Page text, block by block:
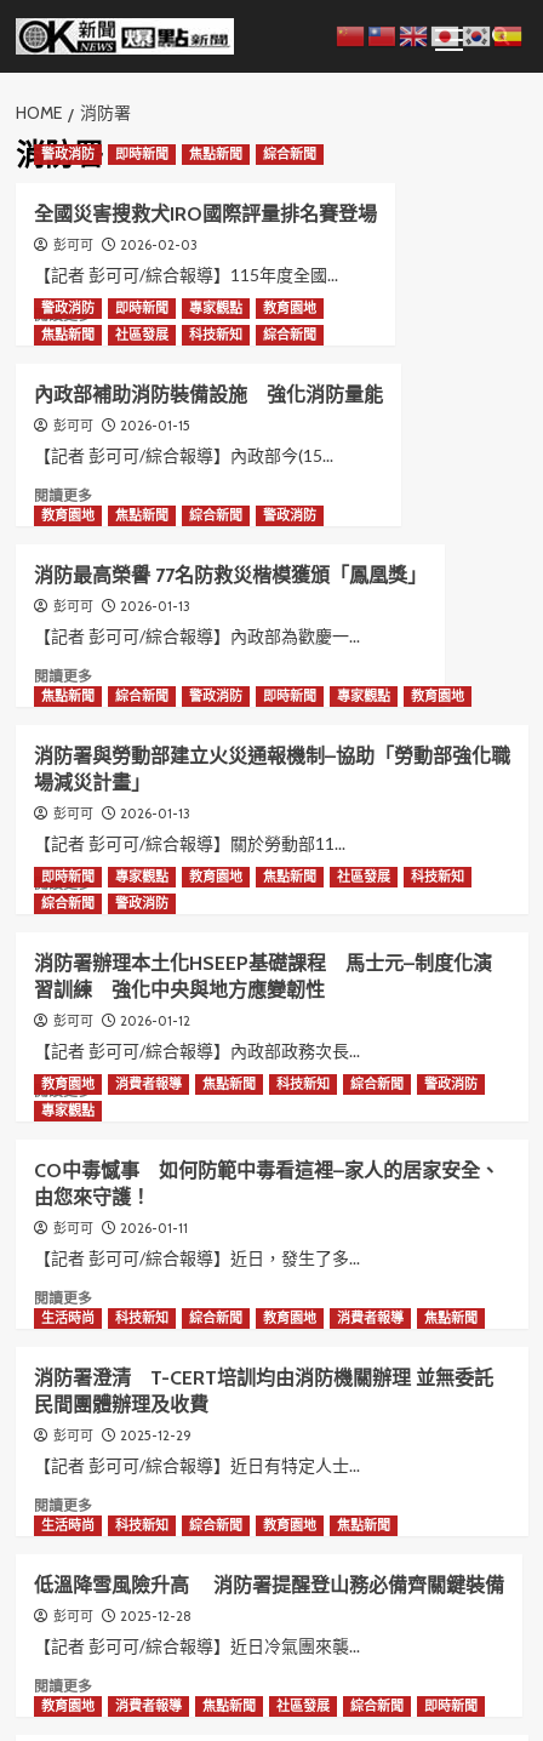
Skip
content
Menu
HOME 消防署
消防署
警政消防 即時新聞 焦點新聞 綜合新聞
全國災害搜救犬IRO國際評量排名賽登場
彭可可 2026-02-03
【記者 彭可可/綜合報導】115年度全國...
閱讀更多Read
more
全
國
災
害
救
犬
國
際
評
量
名
賽
場
警政消防 即時新聞 專家觀點
教育園地
焦點新聞
社區發展 科技新知 綜合新聞
內政部補助消防裝備設施 強化消防量能
彭可可 2026-01-15
【記者 彭可可/綜合報導】內政部今(15...
閱讀更多Read
more
內
政
部
補
消
防
備
設
施
強
化
防
量
教育園地 焦點新聞 綜合新聞 警政消防
消防最高榮譽 77名防救災楷模獲頒「鳳凰獎」
彭可可 2026-01-13
【記者 彭可可/綜合報導】內政部為歡慶一...
閱讀更多Read
more
消
防
最
高
榮
譽
77
名
救
災
楷
模
獲
頒
「鳳
凰
焦點新聞 綜合新聞 警政消防 即時新聞 專家觀點 教育園地
消防署與勞動部建立火災通報機制–協助「勞動部強化職
場減災計畫」
彭可可 2026-01-13
【記者 彭可可/綜合報導】關於勞動部11...
閱讀更多Read
more
消
防
署
與
勞
動
部
建
火
災
通
報
機
制
–
協
「勞
動
部
強
化
職
場
減
計
畫」
即時新聞 專家觀點 教育園地 焦點新聞 社區發展
科技新知
綜合新聞
警政消防
消防署辦理本土化HSEEP基礎課程 馬士元–制度化演
習訓練 強化中央與地方應變韌性
彭可可 2026-01-12
【記者 彭可可/綜合報導】內政部政務次長...
閱讀更多Read
more
消
防
署
辦
理
本
土
化
基
礎
課
程
馬
士
元
–
度
化
演
習
練
強
教育園地 消費者報導 焦點新聞 科技新知 綜合新聞
警政消防
專家觀點
CO中毒憾事 如何防範中毒看這裡–家人的居家安全、
由您來守護！
彭可可 2026-01-11
【記者 彭可可/綜合報導】近日，發生了多...
閱讀更多Read
more
CO
中
毒
憾
事
如
何
防
中
毒
看
這
–
家
生活時尚 科技新知 綜合新聞 教育園地 消費者報導 焦點新聞
消防署澄清 T-CERT培訓均由消防機關辦理 並無委託
民間團體辦理及收費
彭可可 2025-12-29
【記者 彭可可/綜合報導】近日有特定人士...
閱讀更多Read
more
消
防
署
澄
T-
CERT
生活時尚 科技新知 綜合新聞 教育園地 焦點新聞
低溫降雪風險升高 消防署提醒登山務必備齊關鍵裝備
彭可可 2025-12-28
【記者 彭可可/綜合報導】近日冷氣團來襲...
閱讀更多Read
more
教育園地 消費者報導 焦點新聞 社區發展 綜合新聞 即時新聞